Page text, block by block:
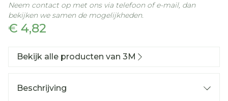
€ 4,82
Neem contact op met ons via telefoon of e-mail, dan
bekijken we samen de mogelijkheden.
Bekijk alle producten van 3M
Beschrijving